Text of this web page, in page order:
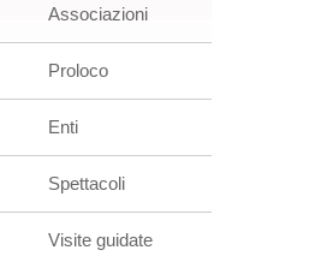
Associazioni
Proloco
Enti
Spettacoli
Visite guidate